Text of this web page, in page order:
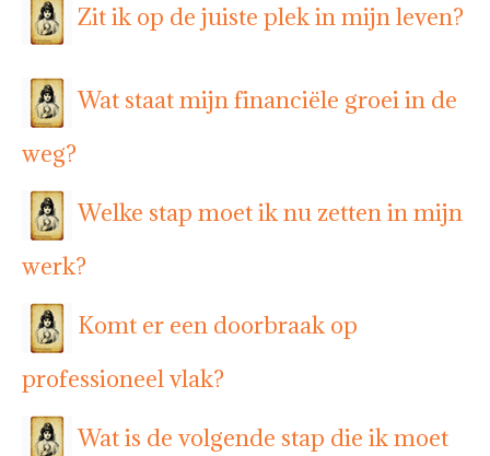
Zit ik op de juiste plek in mijn leven?
Wat staat mijn financiële groei in de
weg?
Welke stap moet ik nu zetten in mijn
werk?
Komt er een doorbraak op
professioneel vlak?
Wat is de volgende stap die ik moet